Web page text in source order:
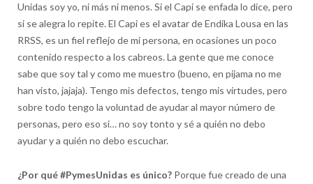
Unidas soy yo, ni más ni menos. Si el Capi se enfada lo dice, pero
si se alegra lo repite. El Capi es el avatar de Endika Lousa en las
RRSS, es un fiel reflejo de mi persona, en ocasiones un poco
contenido respecto a los cabreos. La gente que me conoce
sabe que soy tal y como me muestro (bueno, en pijama no me
han visto, jajaja). Tengo mis defectos, tengo mis virtudes, pero
sobre todo tengo la voluntad de ayudar al mayor número de
personas, pero eso si… no soy tonto y sé a quién no debo
ayudar y a quién no debo escuchar.
¿Por qué #PymesUnidas es único?Porque fue creado de una